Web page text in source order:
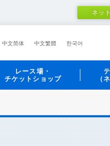
ネッ
中文简体 中文繁體 한국어
レース場・
チケットショップ
（